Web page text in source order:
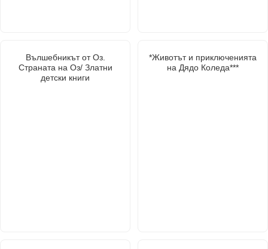
Вълшебникът от Оз.
Страната на Оз/ Златни
детски книги
*Животът и приключенията
на Дядо Коледа***